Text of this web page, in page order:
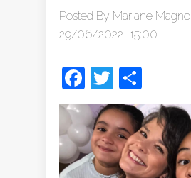
Posted By Mariane Magno
29/06/2022, 15:00
Facebook
Twitter